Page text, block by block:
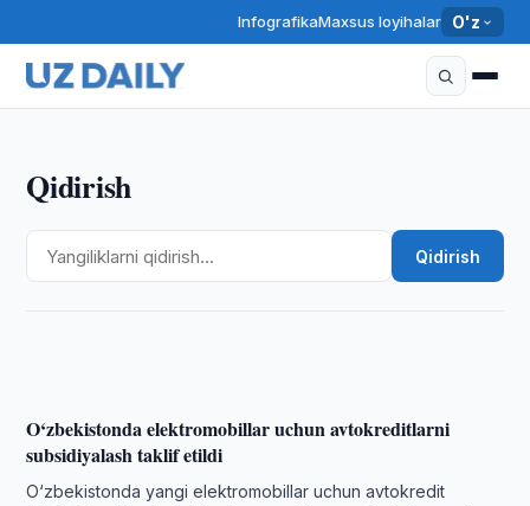
InfografikaMaxsus loyihalar O'z
Qidirish
Qidirish
Aktyor, rejissyor va pedagog Abdumannon
Ubaydullayev vafot etdi
O‘zbekistonda elektromobillar uchun avtokreditlarni
subsidiyalash taklif etildi
O‘zbekistonda yangi elektromobillar uchun avtokredit